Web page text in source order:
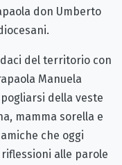
don Umberto
del territorio con
Manuela
della veste
mamma sorella e
che oggi
alle parole